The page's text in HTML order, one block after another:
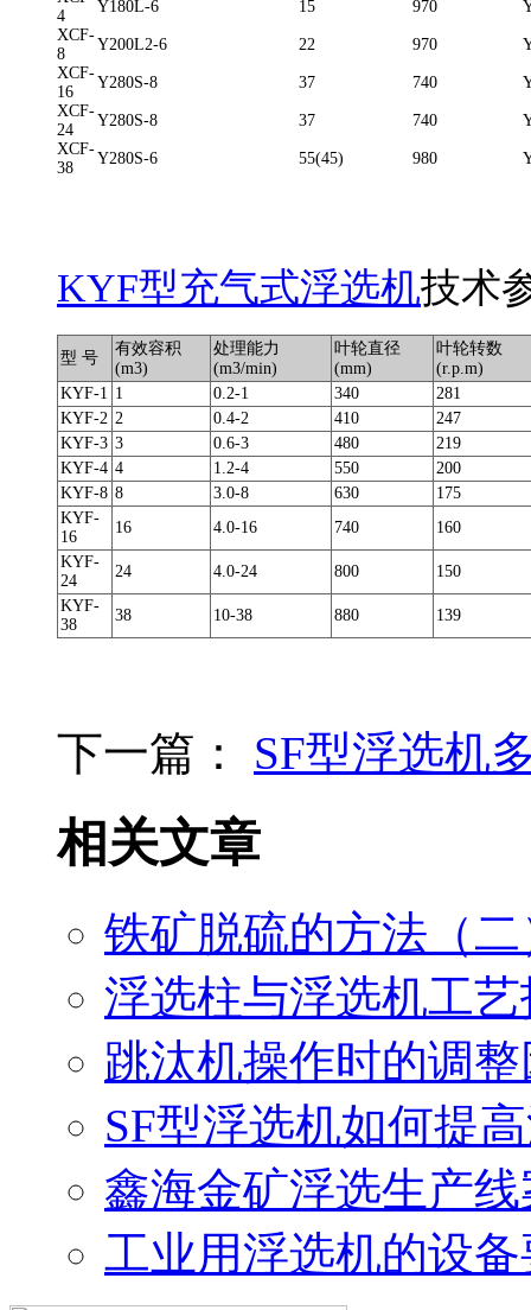
4
Y180L-6 15 970
XCF-
8
Y200L2-6 22 970
XCF-
16
Y280S-8 37 740
XCF-
24
Y280S-8 37 740
XCF-
38
Y280S-6 55(45) 980
KYF型充气式浮选机技术
型 号
有效容积
(m3)
处理能力
(m3/min)
叶轮直径
(mm)
叶轮转数
(r.p.m)
KYF-1 1 0.2-1 340
281
KYF-2 2 0.4-2 410
247
KYF-3 3 0.6-3 480
219
KYF-4 4 1.2-4 550
200
KYF-8 8 3.0-8 630
175
KYF-
16
16 4.0-16 740
160
KYF-
24
24 4.0-24 800
150
KYF-
38
38 10-38 880 139
下一篇： SF型浮选机
相关文章
铁矿脱硫的方法（二
浮选柱与浮选机工
跳汰机操作时的调整
SF型浮选机如何提
鑫海金矿浮选生产
工业用浮选机的设